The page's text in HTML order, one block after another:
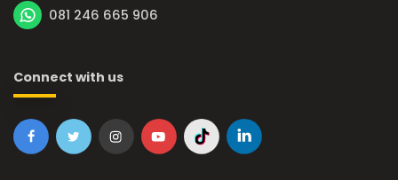
081 246 665 906
Connect with us